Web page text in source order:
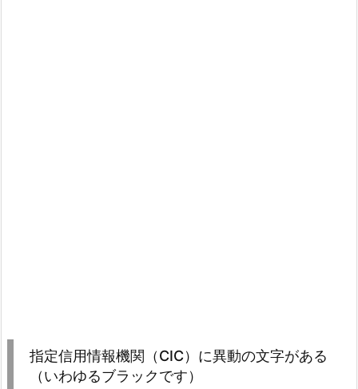
指定信用情報機関（CIC）に異動の文字がある
（いわゆるブラックです）